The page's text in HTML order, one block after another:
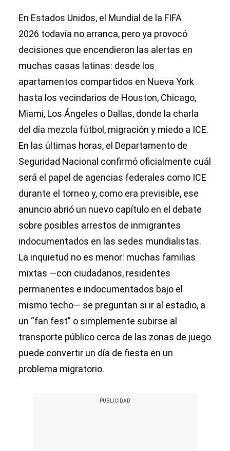
En Estados Unidos, el Mundial de la FIFA
2026 todavía no arranca, pero ya provocó
decisiones que encendieron las alertas en
muchas casas latinas: desde los
apartamentos compartidos en Nueva York
hasta los vecindarios de Houston, Chicago,
Miami, Los Ángeles o Dallas, donde la charla
del día mezcla fútbol, migración y miedo a ICE.
En las últimas horas, el Departamento de
Seguridad Nacional confirmó oficialmente cuál
será el papel de agencias federales como ICE
durante el torneo y, como era previsible, ese
anuncio abrió un nuevo capítulo en el debate
sobre posibles arrestos de inmigrantes
indocumentados en las sedes mundialistas.
La inquietud no es menor: muchas familias
mixtas —con ciudadanos, residentes
permanentes e indocumentados bajo el
mismo techo— se preguntan si ir al estadio, a
un “fan fest” o simplemente subirse al
transporte público cerca de las zonas de juego
puede convertir un día de fiesta en un
problema migratorio.